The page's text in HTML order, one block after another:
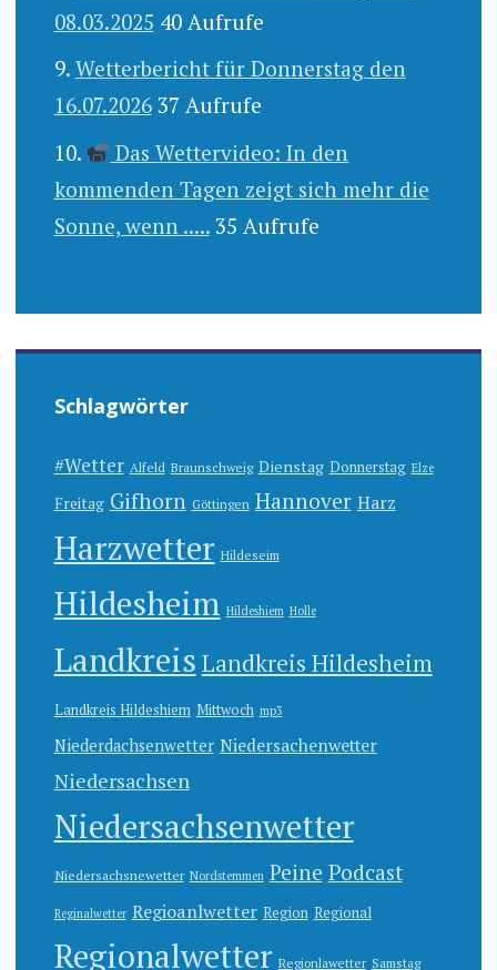
08.03.2025 40 Aufrufe
Wetterbericht für Donnerstag den
16.07.2026 37 Aufrufe
Das Wettervideo: In den
kommenden Tagen zeigt sich mehr die
Sonne, wenn ..... 35 Aufrufe
Schlagwörter
#Wetter Alfeld Braunschweig Dienstag Donnerstag Elze
Freitag Gifhorn Göttingen Hannover Harz
Harzwetter Hildeseim
Hildesheim Hildeshiem Holle
Landkreis Landkreis Hildesheim
Landkreis Hildeshiem Mittwoch mp3
Niederdachsenwetter Niedersachenwetter
Niedersachsen
Niedersachsenwetter
Niedersachsnewetter Nordstemmen Peine Podcast
Reginalwetter Regioanlwetter Region Regional
Regionalwetter Regionlawetter Samstag